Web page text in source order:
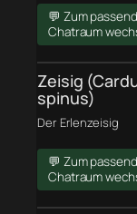
💬 Zum
Chatraum
Zeisig
spinus)
Der Erlenzeisig
💬 Zum
Chatraum